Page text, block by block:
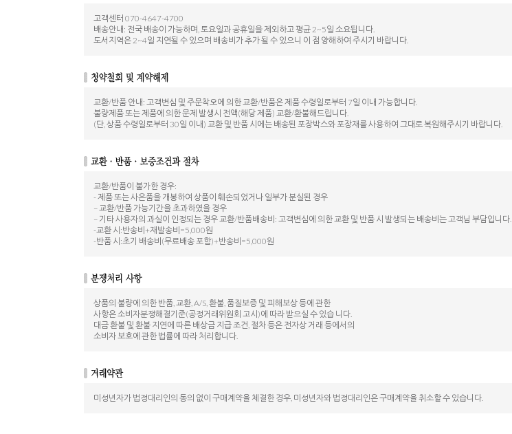
고객센터 070-4647-4700
배송안내: 전국 배송이 가능하며, 토요일과 공휴일을 제외하고 평균 2~5일 소요됩니다.
도서지역은 2~4일 지연될 수 있으며 배송비가 추가 될 수 있으니 이 점 양해하여 주시기 바랍니다.
교환/반품 안내: 고객변심 및 주문착오에 의한 교환/반품은 제품 수령일로부터 7일 이내 가능합니다.
불량제품 또는 제품에 의한 문제 발생시 전액(해당 제품) 교환/환불해드립니다.
(단, 상품 수령일로부터 30일 이내) 교환 및 반품 시에는 배송된 포장박스와 포장재를 사용하여 그대로 복원해주시기 바랍니다.
교환/반품이 불가한 경우:
- 제품 또는 사은품을 개봉하여 상품이 훼손되었거나 일부가 분실된 경우
– 교환/반품 가능기간을 초과하였을 경우
– 기타 사용자의 과실이 인정되는 경우 교환/반품배송비: 고객변심에 의한 교환 및 반품 시 발생되는 배송비는 고객님 부담입니다.
-교환 시:반송비+재발송비=5,000원
-반품 시:초기 배송비(무료배송 포함)+반송비=5,000원
상품의 불량에 의한 반품, 교환, A/S, 환불, 품질보증 및 피해보상 등에 관한
사항은 소비자분쟁해결기준(공정거래위원회 고시)에 따라 받으실 수 있습 니다.
대금 환불 및 환불 지연에 따른 배상금 지급 조건, 절차 등은 전자상 거래 등에서의
소비자 보호에 관한 법률에 따라 처리합니다.
미성년자가 법정대리인의 동의 없이 구매계약을 체결한 경우, 미성년자와 법정대리인은 구매계약을 취소할 수 있습니다.